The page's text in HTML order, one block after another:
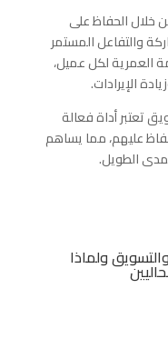
خلال الحفاظ على
والتفاعل المستمر
العمرية لكل عميل،
الإيرادات.
تعتبر أداة فعالة
عليهم، مما يساهم
الطويل.
ولماذا